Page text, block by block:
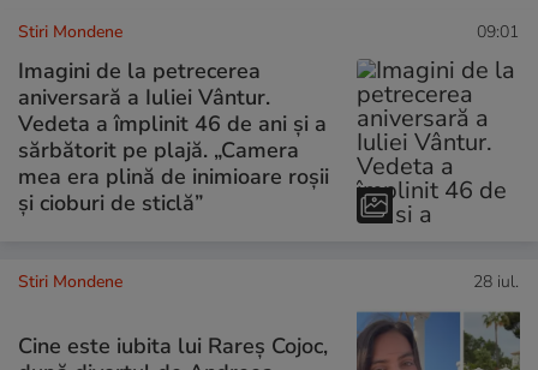
Stiri Mondene 09:01
Imagini de la petrecerea
aniversară a Iuliei Vântur.
Vedeta a împlinit 46 de ani și a
sărbătorit pe plajă. „Camera
mea era plină de inimioare roșii
și cioburi de sticlă”
Stiri Mondene 28 iul.
Cine este iubita lui Rareș Cojoc,